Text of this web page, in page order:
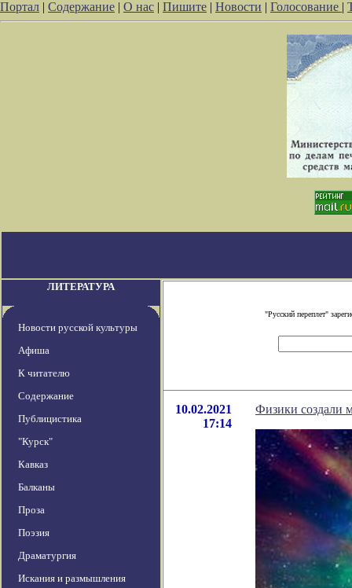
Портал | Содержание | О нас | Пишите | Новости | Голосование |
ЛИТЕРАТУРА
Новости русской культуры
Афиша
К читателю
Содержание
Публицистика
"Курск"
Кавказ
Балканы
Проза
Поэзия
Драматургия
Искания и размышления
"Русский переплет"
10.02.2021
17:14
Физики создали